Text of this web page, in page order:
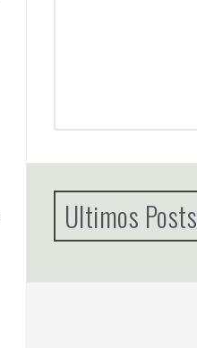
Ultimos Posts